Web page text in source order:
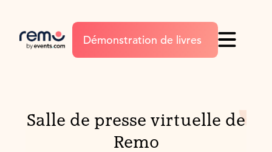
Démonstration de livres
Salle de presse virtuelle de
Remo